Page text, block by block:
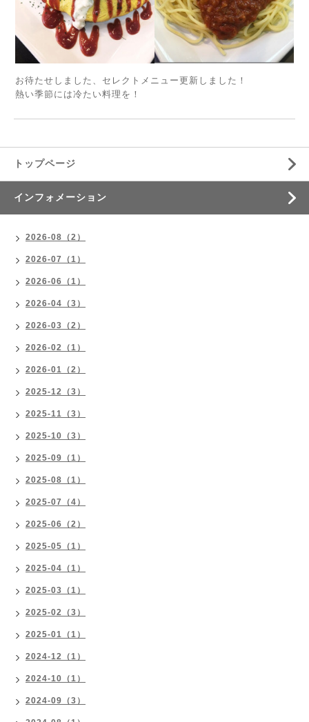
お待たせしました、セレクトメニュー更新しました！
熱い季節には冷たい料理を！
トップページ
インフォメーション
2026-08（2）
2026-07（1）
2026-06（1）
2026-04（3）
2026-03（2）
2026-02（1）
2026-01（2）
2025-12（3）
2025-11（3）
2025-10（3）
2025-09（1）
2025-08（1）
2025-07（4）
2025-06（2）
2025-05（1）
2025-04（1）
2025-03（1）
2025-02（3）
2025-01（1）
2024-12（1）
2024-10（1）
2024-09（3）